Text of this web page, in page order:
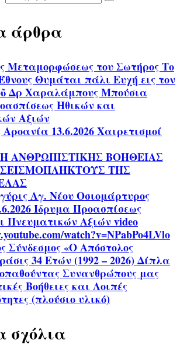
άρθρα
Μεταμορφώσεως του Σωτήρος Το
Θυμάται πάλι Ευχή εις τον
Δρ Χαραλάμπους Μπούσια
Ηθικών και
Αξιών
13.6.2026 Χαιρετισμοί
ΑΝΘΡΩΠΙΣΤΙΚΗΣ ΒΟΗΘΕΙΑΣ
ΣΕΙΣΜΟΠΛΗΚΤΟΥΣ ΤΗΣ
Αγ. Νέου Οσιομάρτυρος
Ίδρυμα Προασπίσεως
Πνευματικών Αξιών video
watch?v=NPabPo4LVlo
Σύνδεσμος «Ο Απόστολος
34 Ετών (1992 – 2026) Δίπλα
Συνανθρώπους μας
Βοήθειες και Λοιπές
(πλούσιο υλικό)
σχόλια